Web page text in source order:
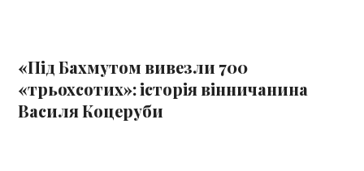
«Під Бахмутом вивезли 700
«трьохсотих»: історія вінничанина
Василя Коцеруби